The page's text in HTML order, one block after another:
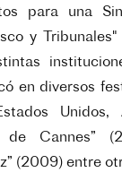
para una
y
en diversos
de Cannes”
(2009) entre